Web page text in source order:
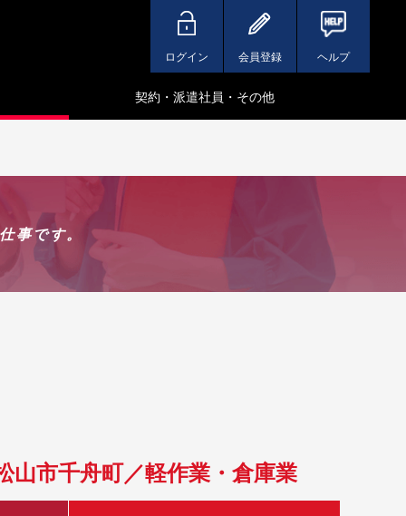
ログイン 会員登録 ヘルプ
契約・派遣社員・その他
事です。
市千舟町／軽作業・倉庫業